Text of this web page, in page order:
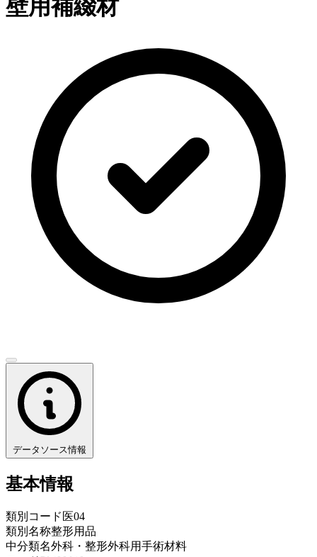
壁用補綴材
データソース情報
基本情報
類別コード 医04
類別名称整形用品
中分類名外科・整形外科用手術材料